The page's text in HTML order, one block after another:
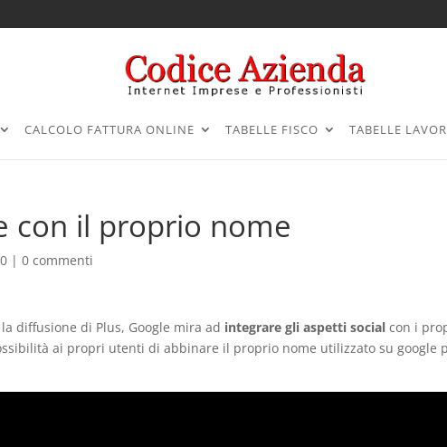
CALCOLO FATTURA ONLINE TABELLE FISCO TABELLE
con il proprio nome
|0 commenti
diffusione di Plus, Google mira ad integrare gli aspetti social con i
ai propri utenti di abbinare il proprio nome utilizzato su google